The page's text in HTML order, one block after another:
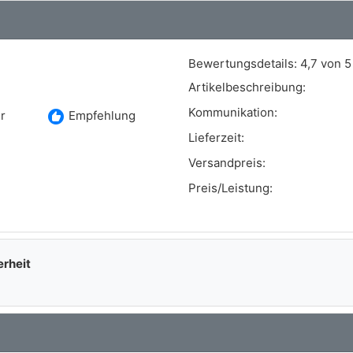
recommend Empfehlung
Bewertungsdetails: 4,7 von 5
Artikelbeschreibung:
Kommunikation:
Lieferzeit:
Versandpreis:
Preis/Leistung: